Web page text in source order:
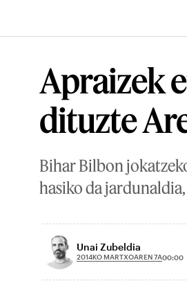
Apraizek
dituzte
Bihar Bilbon
hasiko da
Unai Zubeldia
2014KO MARTXOAREN 7A00:00